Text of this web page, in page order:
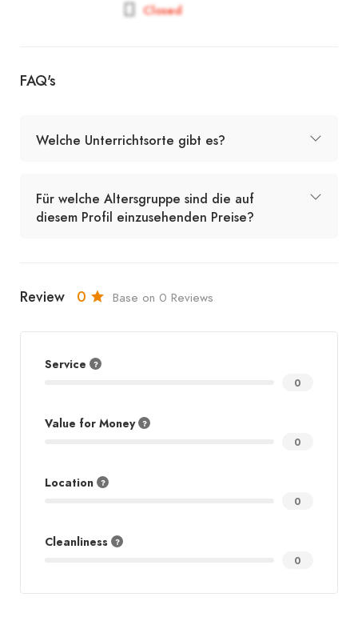
Closed
FAQ's
Welche Unterrichtsorte gibt es?
Für welche Altersgruppe sind die auf
diesem Profil einzusehenden Preise?
Review 0 Base on 0 Reviews
Service
0
Value for Money
0
Location
0
Cleanliness
0